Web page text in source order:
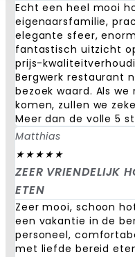
Echt een heel mooi
eigenaarsfamilie,
elegante sfeer,
fantastisch uitzicht
prijs-
Bergwerk restaurant
bezoek waard. Als
komen, zullen we
Meer dan de volle 5
Matthias
★★★★★
ZEER VRIENDELIJK
ETEN
Zeer mooi, schoon
een vakantie in de
personeel,
met liefde bereid